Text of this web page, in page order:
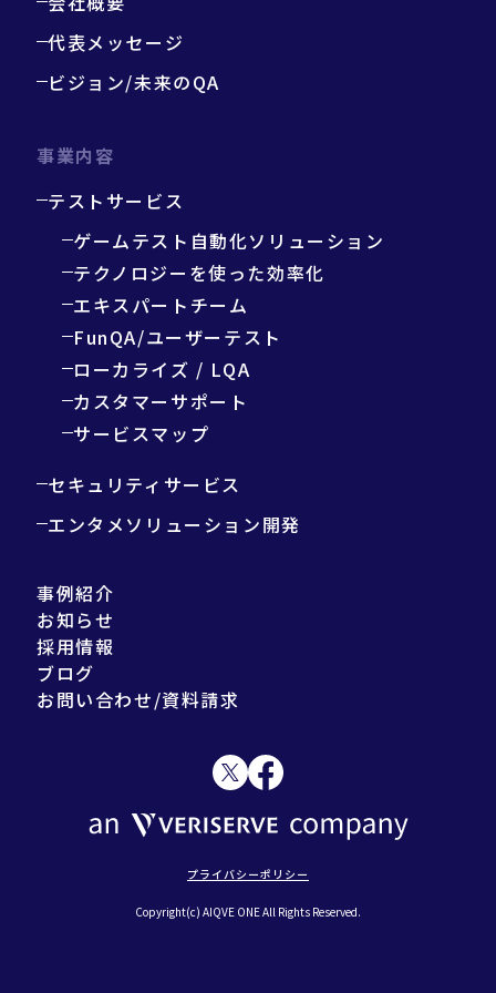
代表メッセージ
ビジョン/未来のQA
事業内容
テストサービス
ゲームテスト自動化ソリューション
テクノロジーを使った効率化
エキスパートチーム
FunQA/ユーザーテスト
ローカライズ / LQA
カスタマーサポート
サービスマップ
セキュリティサービス
エンタメソリューション開発
事例紹介
お知らせ
採用情報
ブログ
お問い合わせ/資料請求
プライバシーポリシー
Copyright(c) AIQVE ONE All Rights Reserved.